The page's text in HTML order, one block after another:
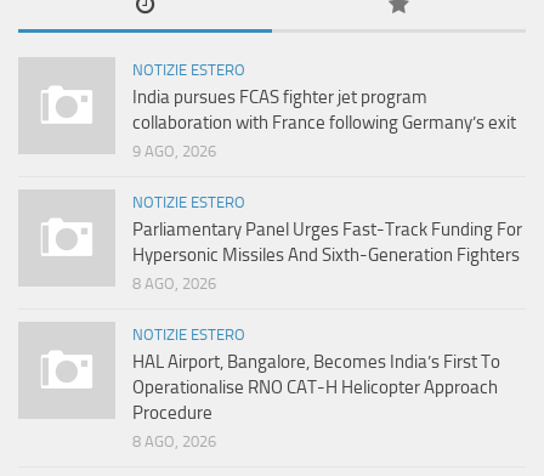
NOTIZIE ESTERO
India pursues FCAS fighter jet program
collaboration with France following Germany’s exit
9 AGO, 2026
NOTIZIE ESTERO
Parliamentary Panel Urges Fast-Track Funding For
Hypersonic Missiles And Sixth-Generation Fighters
8 AGO, 2026
NOTIZIE ESTERO
HAL Airport, Bangalore, Becomes India’s First To
Operationalise RNO CAT-H Helicopter Approach
Procedure
8 AGO, 2026